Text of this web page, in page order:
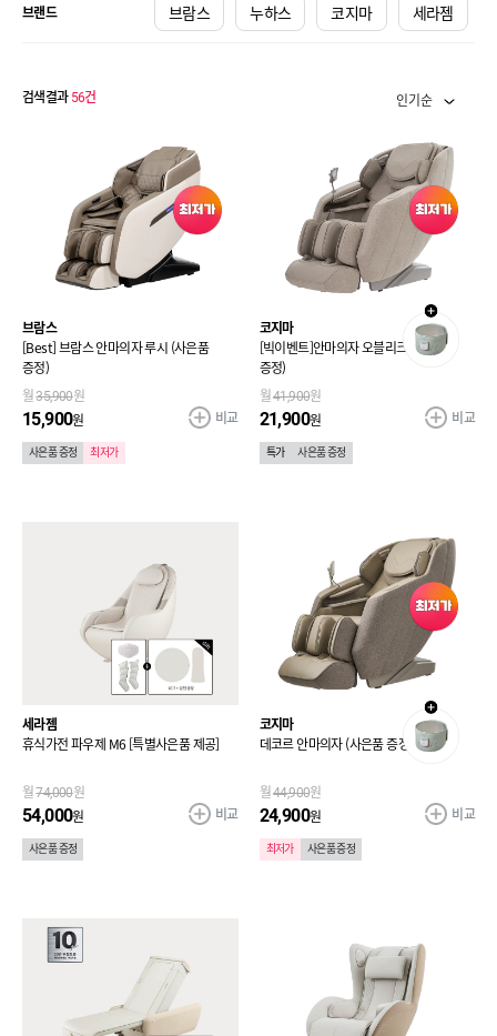
브랜드 브람스 누하스 코지마 세라젬
검색결과 56건 인기순
브람스
[Best] 브람스 안마의자 루시 (사은품
증정)
월35,900원
15,900원
사은품 증정 최저가
비교
코지마
[빅이벤트]안마의자 오블리크 (사은품
증정)
월41,900원
21,900원
특가 사은품 증정
비교
세라젬
휴식가전 파우제 M6 [특별사은품 제공]
월74,000원
54,000원
사은품 증정
비교
코지마
데코르 안마의자 (사은품 증정)
월44,900원
24,900원
최저가 사은품 증정
비교